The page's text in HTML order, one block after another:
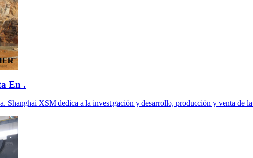
En .
Shanghai XSM dedica a la investigación y desarrollo, producción y venta de